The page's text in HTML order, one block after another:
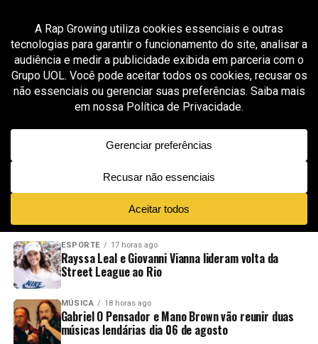
All posts tagged "DJs"
ENTRETENIMENTO 8 meses ago
Rap In Cena apresenta a primeira edição da
Semana RIC
NOVIDADES EM ALTA VÍDEOS
ESPORTE 17 horas ago
Rayssa Leal e Giovanni Vianna lideram volta da
Street League ao Rio
MÚSICA 18 horas ago
Gabriel O Pensador e Mano Brown vão reunir duas
músicas lendárias dia 06 de agosto